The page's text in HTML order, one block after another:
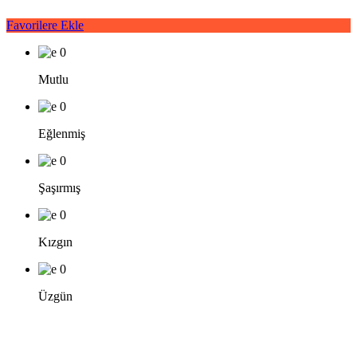
Favorilere Ekle
0
Mutlu
0
Eğlenmiş
0
Şaşırmış
0
Kızgın
0
Üzgün